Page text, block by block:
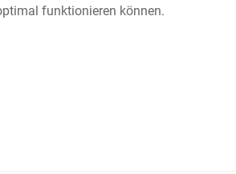
funktionieren können.